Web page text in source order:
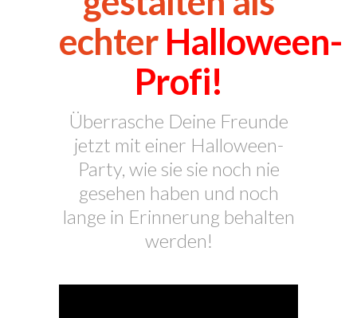
echter Halloween-
Profi!
Überrasche Deine Freunde
jetzt mit einer Halloween-
Party, wie sie sie noch nie
gesehen haben und noch
lange in Erinnerung behalten
werden!